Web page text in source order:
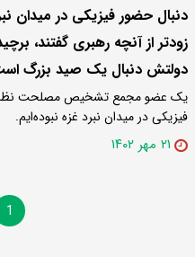
دنبال حضور فیزیکی در میدان
زودتر از آنچه رهبری گفتند،
دولتش دنبال یک صید بزرگ
یک عضو مجمع تشخیص مصلحت
فیزیکی در میدان نبرد غزه نبوده‌ایم.
۲۱ مهر ۱۴۰۲
1